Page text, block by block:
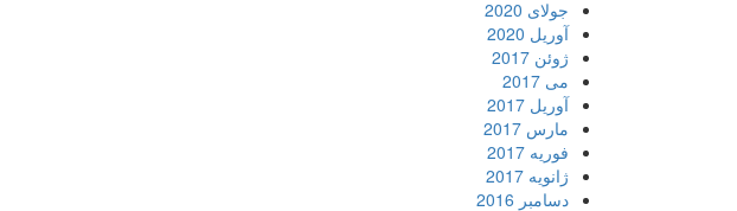
جولای 2020
آوریل 2020
ژوئن 2017
می 2017
آوریل 2017
مارس 2017
فوریه 2017
ژانویه 2017
دسامبر 2016